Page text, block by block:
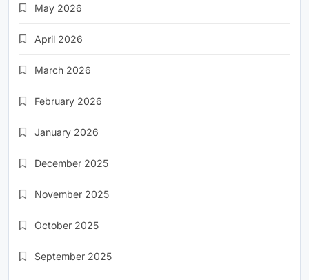
May 2026
April 2026
March 2026
February 2026
January 2026
December 2025
November 2025
October 2025
September 2025